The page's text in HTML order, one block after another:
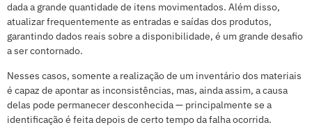
dada a grande quantidade de itens movimentados. Além disso,
atualizar frequentemente as entradas e saídas dos produtos,
garantindo dados reais sobre a disponibilidade, é um grande desafio
a ser contornado.
Nesses casos, somente a realização de um inventário dos materiais
é capaz de apontar as inconsistências, mas, ainda assim, a causa
delas pode permanecer desconhecida — principalmente se a
identificação é feita depois de certo tempo da falha ocorrida.